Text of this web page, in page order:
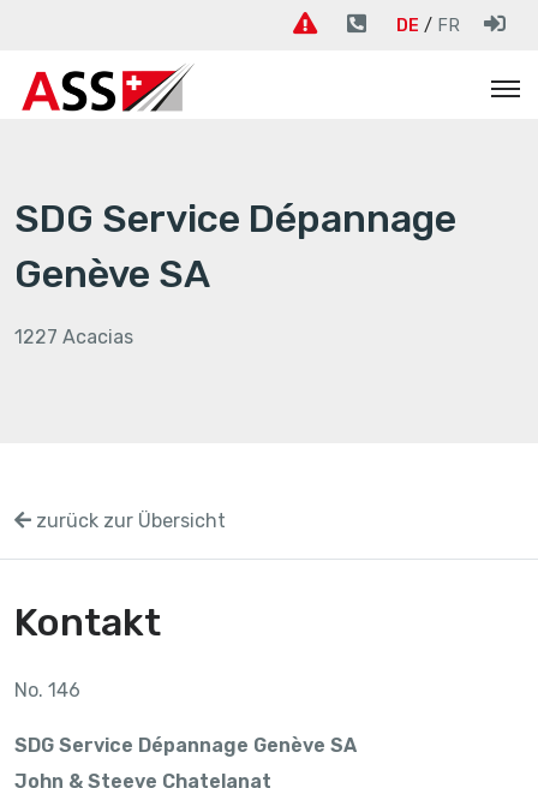
DE FR
SDG Service Dépannage
Genève SA
1227 Acacias
zurück zur Übersicht
Kontakt
No. 146
SDG Service Dépannage Genève SA
John & Steeve Chatelanat